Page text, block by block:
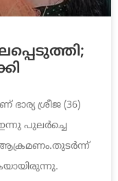
ശ്രീജ (36)
പുലര്‍ച്ചെ
ആക്രമണം.തുടര്‍ന്ന്